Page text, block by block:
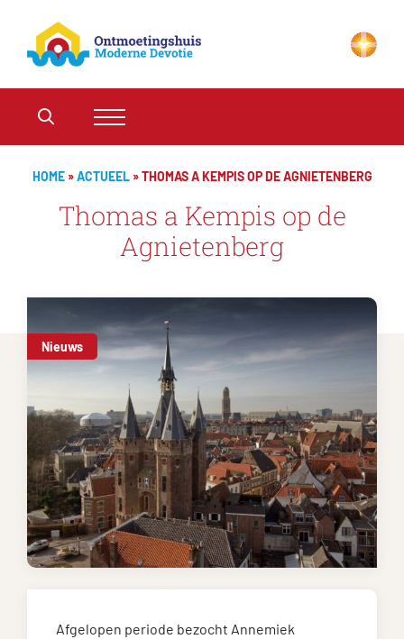
HOME»ACTUEEL»THOMAS A KEMPIS OP DE AGNIETENBERG
Thomas a Kempis op de
Agnietenberg
Nieuws
Afgelopen periode bezocht Annemiek